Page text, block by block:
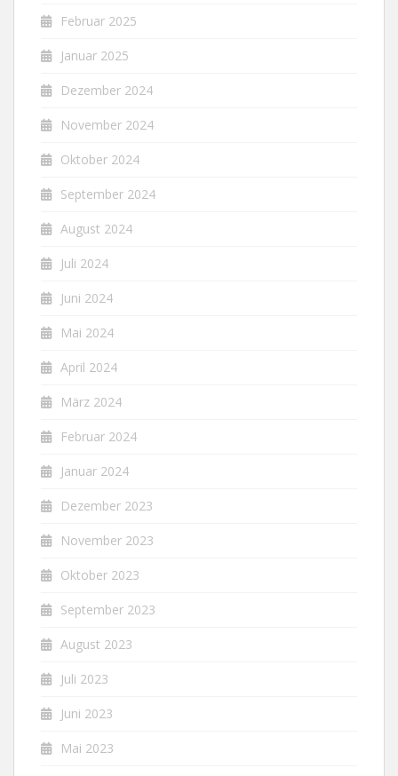
Februar 2025
Januar 2025
Dezember 2024
November 2024
Oktober 2024
September 2024
August 2024
Juli 2024
Juni 2024
Mai 2024
April 2024
März 2024
Februar 2024
Januar 2024
Dezember 2023
November 2023
Oktober 2023
September 2023
August 2023
Juli 2023
Juni 2023
Mai 2023